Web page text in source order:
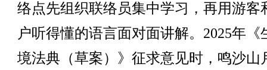
络点先组织联络员集中学习，再用游客
户听得懂的语言面对面讲解。2025年《
境法典（草案）》征求意见时，鸣沙山